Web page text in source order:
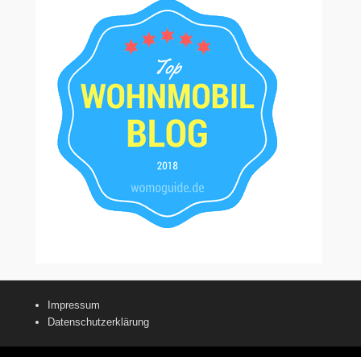
Impressum
Datenschutzerklärung